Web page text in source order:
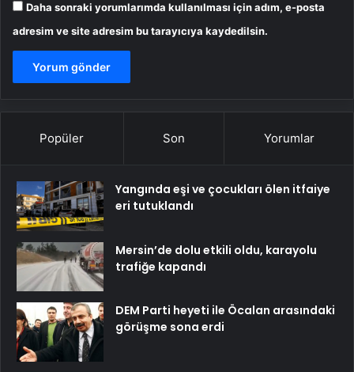
Daha sonraki yorumlarımda kullanılması için adım, e-posta
adresim ve site adresim bu tarayıcıya kaydedilsin.
Popüler Son Yorumlar
Yangında eşi ve çocukları ölen itfaiye
eri tutuklandı
Mersin’de dolu etkili oldu, karayolu
trafiğe kapandı
DEM Parti heyeti ile Öcalan arasındaki
görüşme sona erdi